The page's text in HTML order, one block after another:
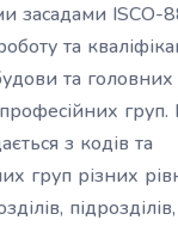
засадами
та
та головних
з кодів та
груп різних